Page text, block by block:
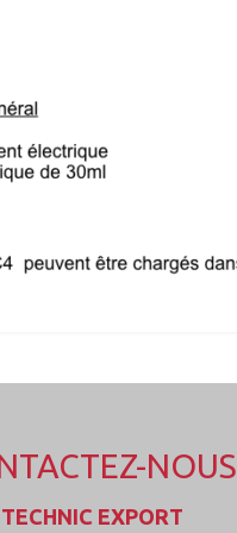
NOUS
TECHNIC EXPORT